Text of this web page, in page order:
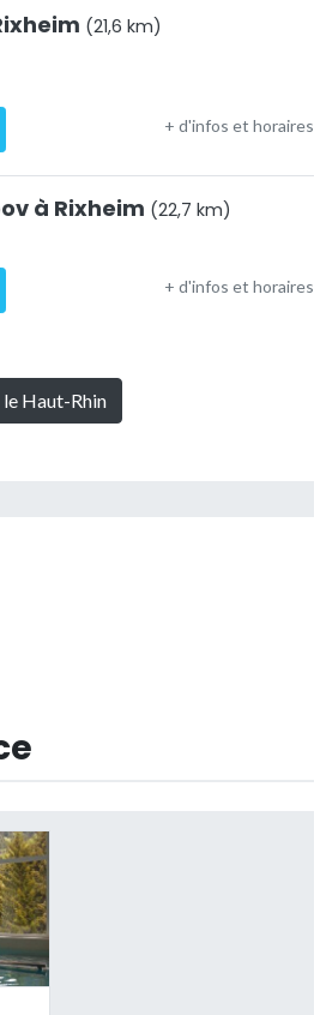
(21,6 km)
+ d'infos et horaires
à Rixheim (22,7 km)
+ d'infos et horaires
Haut-Rhin